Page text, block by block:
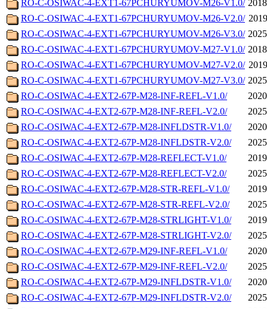
RO-C-OSIWAC-4-EXT1-67PCHURYUMOV-M26-V1.0/
RO-C-OSIWAC-4-EXT1-67PCHURYUMOV-M26-V2.0/
RO-C-OSIWAC-4-EXT1-67PCHURYUMOV-M26-V3.0/
RO-C-OSIWAC-4-EXT1-67PCHURYUMOV-M27-V1.0/
RO-C-OSIWAC-4-EXT1-67PCHURYUMOV-M27-V2.0/
RO-C-OSIWAC-4-EXT1-67PCHURYUMOV-M27-V3.0/
RO-C-OSIWAC-4-EXT2-67P-M28-INF-REFL-V1.0/
RO-C-OSIWAC-4-EXT2-67P-M28-INF-REFL-V2.0/
RO-C-OSIWAC-4-EXT2-67P-M28-INFLDSTR-V1.0/
RO-C-OSIWAC-4-EXT2-67P-M28-INFLDSTR-V2.0/
RO-C-OSIWAC-4-EXT2-67P-M28-REFLECT-V1.0/
RO-C-OSIWAC-4-EXT2-67P-M28-REFLECT-V2.0/
RO-C-OSIWAC-4-EXT2-67P-M28-STR-REFL-V1.0/
RO-C-OSIWAC-4-EXT2-67P-M28-STR-REFL-V2.0/
RO-C-OSIWAC-4-EXT2-67P-M28-STRLIGHT-V1.0/
RO-C-OSIWAC-4-EXT2-67P-M28-STRLIGHT-V2.0/
RO-C-OSIWAC-4-EXT2-67P-M29-INF-REFL-V1.0/
RO-C-OSIWAC-4-EXT2-67P-M29-INF-REFL-V2.0/
RO-C-OSIWAC-4-EXT2-67P-M29-INFLDSTR-V1.0/
RO-C-OSIWAC-4-EXT2-67P-M29-INFLDSTR-V2.0/